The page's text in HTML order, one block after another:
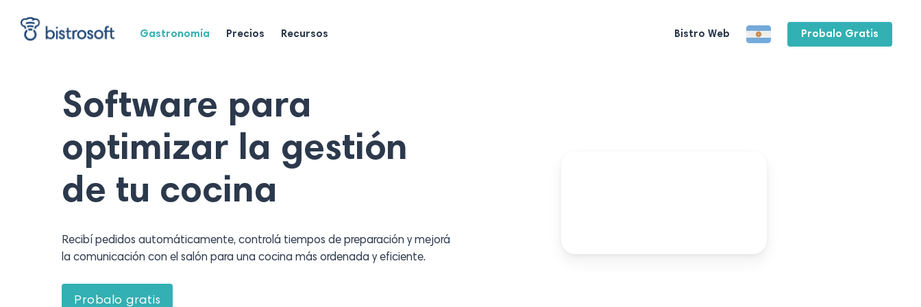
main
Gastronomía Precios Recursos Bistro Web Probalo Gratis
Software para
optimizar la gestión
de tu cocina
Recibí pedidos automáticamente, controlá tiempos de preparación y mejorá
la comunicación con el salón para una cocina más ordenada y eficiente.
Probalo gratis